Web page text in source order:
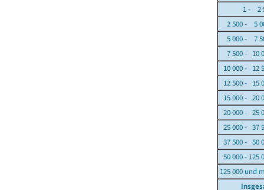
1 - 2
2 500 - 5
5 000 - 7
7 500 - 10
10 000 - 12
12 500 - 15
15 000 - 20
20 000 - 25
25 000 - 37
37 500 - 50
50 000 - 125
125 000 und